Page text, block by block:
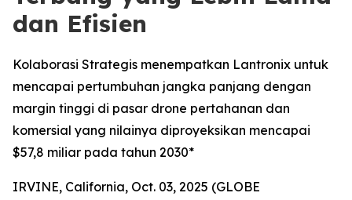
dan Efisien
Kolaborasi Strategis menempatkan Lantronix untuk
mencapai pertumbuhan jangka panjang dengan
margin tinggi di pasar drone pertahanan dan
komersial yang nilainya diproyeksikan mencapai
$57,8 miliar pada tahun 2030*
IRVINE, California, Oct. 03, 2025 (GLOBE